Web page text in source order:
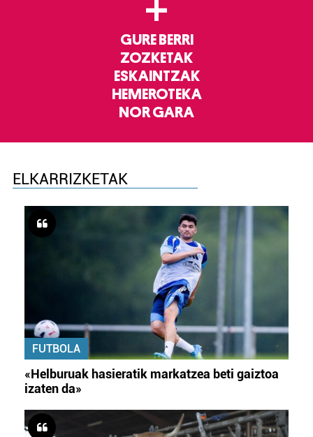
+
GURE BERRI
ZOZKETAK
ESKAINTZAK
HEMEROTEKA
NOR GARA
ELKARRIZKETAK
FUTBOLA
«Helburuak hasieratik markatzea beti gaiztoa
izaten da»